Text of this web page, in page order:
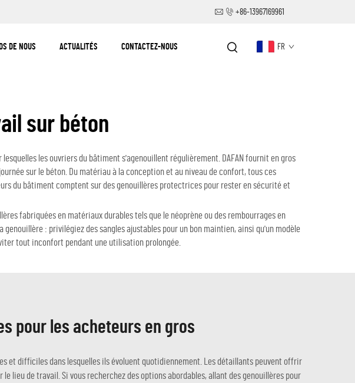
+86-13967169961
DE NOUS ACTUALITÉS CONTACTEZ-NOUS FR
sur béton
les ouvriers du bâtiment s'agenouillent régulièrement. DAFAN fournit en gros
sur le béton. Du matériau à la conception et au niveau de confort, tous ces
du bâtiment comptent sur des genouillères protectrices pour rester en sécurité et
fabriquées en matériaux durables tels que le néoprène ou des rembourrages en
: privilégiez des sangles ajustables pour un bon maintien, ainsi qu'un modèle
tout inconfort pendant une utilisation prolongée.
pour les acheteurs en gros
et difficiles dans lesquelles ils évoluent quotidiennement. Les détaillants peuvent offrir
lieu de travail. Si vous recherchez des options abordables, allant des genouillères pour